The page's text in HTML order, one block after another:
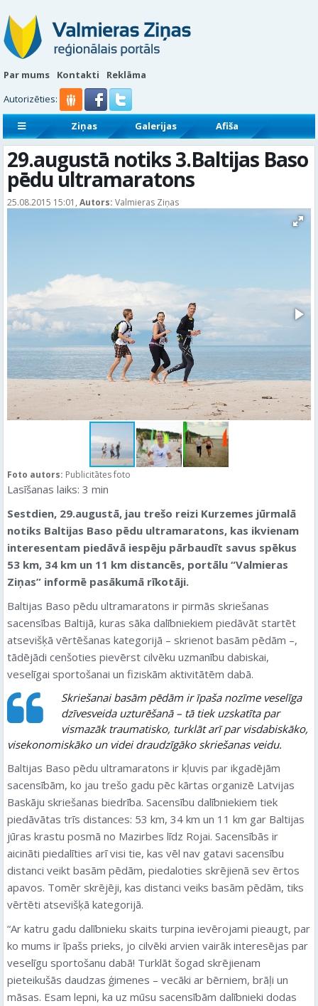
Par mums Kontakti
Reklāma
Autorizēties:
Ziņas Galerijas
Afiša
Sludinājumi
Reklāmraksti
29.augustā notiks 3.Baltijas Baso
pēdu ultramaratons
25.08.2015 15:01, Autors: Valmieras Ziņas
Foto autors: Publicitātes foto
Lasīšanas laiks: 3 min
Sestdien, 29.augustā, jau trešo reizi Kurzemes jūrmalā
notiks Baltijas Baso pēdu ultramaratons, kas ikvienam
interesentam piedāvā iespēju pārbaudīt savus spēkus
53 km, 34 km un 11 km distancēs, portālu “Valmieras
Ziņas” informē pasākumā rīkotāji.
Baltijas Baso pēdu ultramaratons ir pirmās skriešanas
sacensības Baltijā, kuras sāka dalībniekiem piedāvāt startēt
atsevišķā vērtēšanas kategorijā – skrienot basām pēdām –,
tādējādi cenšoties pievērst cilvēku uzmanību dabiskai,
veselīgai sportošanai un fiziskām aktivitātēm dabā.
Skriešanai basām pēdām ir īpaša nozīme veselīga
dzīvesveida uzturēšanā – tā tiek uzskatīta par
vismazāk traumatisko, turklāt arī par visdabiskāko,
visekonomiskāko un videi draudzīgāko skriešanas veidu.
Baltijas Baso pēdu ultramaratons ir kļuvis par ikgadējām
sacensībām, ko jau trešo gadu pēc kārtas organizē Latvijas
Baskāju skriešanas biedrība. Sacensību dalībniekiem tiek
piedāvātas trīs distances: 53 km, 34 km un 11 km gar Baltijas
jūras krastu posmā no Mazirbes līdz Rojai. Sacensībās ir
aicināti piedalīties arī visi tie, kas vēl nav gatavi sacensību
distanci veikt basām pēdām, piedaloties skrējienā sev ērtos
apavos. Tomēr skrējēji, kas distanci veiks basām pēdām, tiks
vērtēti atsevišķā kategorijā.
“Ar katru gadu dalībnieku skaits turpina ievērojami pieaugt, par
ko mums ir īpašs prieks, jo cilvēki arvien vairāk interesējas par
veselīgu sportošanu dabā! Turklāt šogad skrējienam
pieteikušās daudzas ģimenes – vecāki ar bērniem, brāļi un
māsas. Esam lepni, ka uz mūsu sacensībām dalībnieki dodas